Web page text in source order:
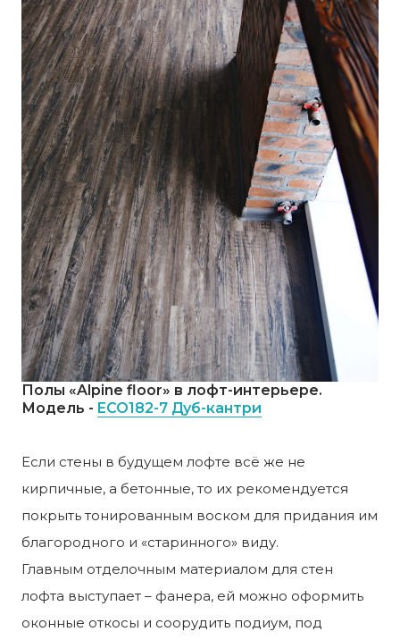
Полы «Alpine floor» в лофт-интерьере.
Модель - ECO182-7 Дуб-кантри
Если стены в будущем лофте всё же не
кирпичные, а бетонные, то их рекомендуется
покрыть тонированным воском для придания им
благородного и «старинного» виду.
Главным отделочным материалом для стен
лофта выступает – фанера, ей можно оформить
оконные откосы и соорудить подиум, под